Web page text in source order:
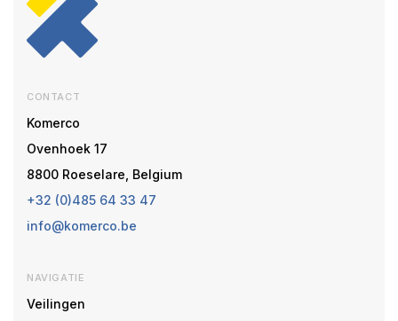
CONTACT
Komerco
Ovenhoek 17
8800 Roeselare, Belgium
+32 (0)485 64 33 47
info@komerco.be
NAVIGATIE
Veilingen